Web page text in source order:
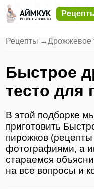
Рецепты →Дрожжевое
Быстрое
тесто для
В этой подборке
приготовить
пирожков
фотографиями, а
стараемся
на все вопросы и